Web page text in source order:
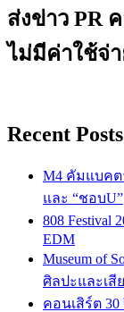
ส่งข่าว PR
ไม่มีค่าใช้จ่
Recent Posts
M4 คัมแบค
และ “ชอบU”
808
EDM
Museum of
ศิลปะและเสี
คอนเสิร์ต